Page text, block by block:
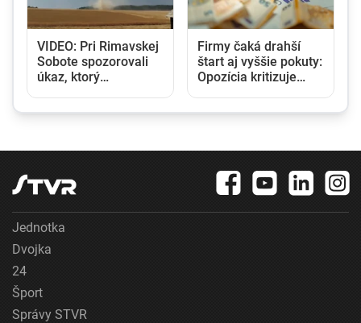
VIDEO: Pri Rimavskej
Sobote spozorovali
úkaz, ktorý
Firmy čaká drahší
štart aj vyššie pokuty:
Opozícia kritizuje
Jednotka
Dvojka
24
Šport
Správy STVR